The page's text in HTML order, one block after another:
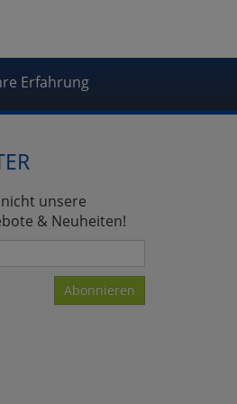
Erfahrung
unsere
& Neuheiten!
Abonnieren